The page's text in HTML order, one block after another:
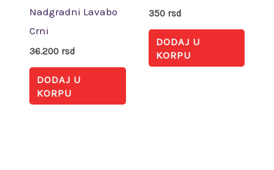
Nadgradni Lavabo
Crni
36.200 rsd
DODAJ U
KORPU
350 rsd
DODAJ U
KORPU